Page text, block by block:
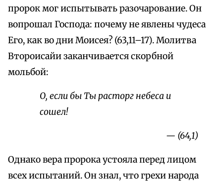
пророк мог испытывать разочарование. Он
вопрошал Господа: почему не явлены чудеса
Его, как во дни Моисея? (63,11–17). Молитва
Второисайи заканчивается скорбной
мольбой:
О, если бы Ты расторг небеса и
сошел!
— (64,1)
Однако вера пророка устояла перед лицом
всех испытаний. Он знал, что грехи народа